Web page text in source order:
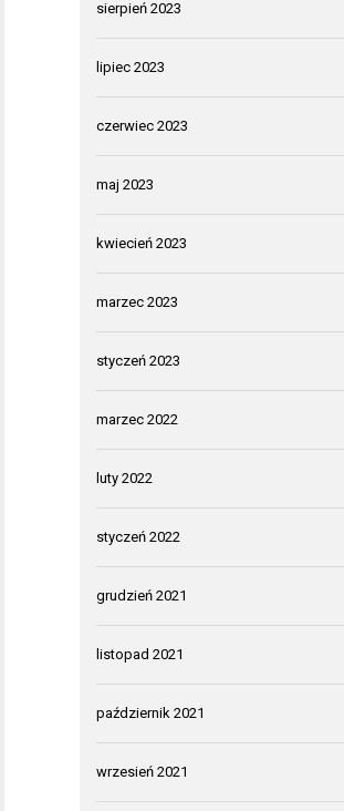
sierpień 2023
lipiec 2023
czerwiec 2023
maj 2023
kwiecień 2023
marzec 2023
styczeń 2023
marzec 2022
luty 2022
styczeń 2022
grudzień 2021
listopad 2021
październik 2021
wrzesień 2021